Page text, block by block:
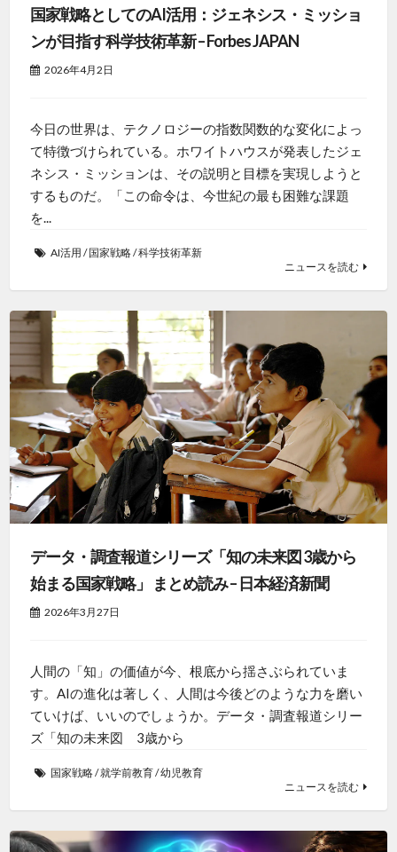
国家戦略としてのAI活用：ジェネシス・ミッショ
ンが目指す科学技術革新 – Forbes JAPAN
2026年4月2日
今日の世界は、テクノロジーの指数関数的な変化によっ
て特徴づけられている。ホワイトハウスが発表したジェ
ネシス・ミッションは、その説明と目標を実現しようと
するものだ。「この命令は、今世紀の最も困難な課題
を...
AI活用 /国家戦略/科学技術革新
ニュースを読む
データ・調査報道シリーズ「知の未来図 3歳から
始まる国家戦略」 まとめ読み – 日本経済新聞
2026年3月27日
人間の「知」の価値が今、根底から揺さぶられていま
す。AIの進化は著しく、人間は今後どのような力を磨い
ていけば、いいのでしょうか。データ・調査報道シリー
ズ「知の未来図 3歳から
国家戦略/就学前教育/幼児教育
ニュースを読む